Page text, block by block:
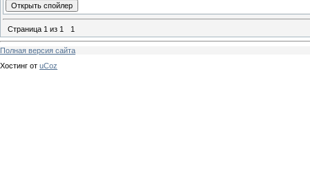
Страница 1 из 1 1
Полная версия сайта
Хостинг от uCoz